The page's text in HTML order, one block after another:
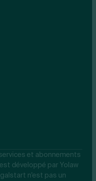
et abonnements
développé par Yolaw
n'est pas un